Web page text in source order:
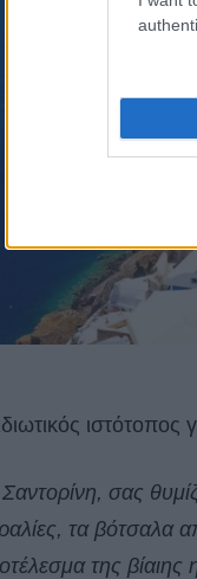
ιστότοπος
σας
τα
της